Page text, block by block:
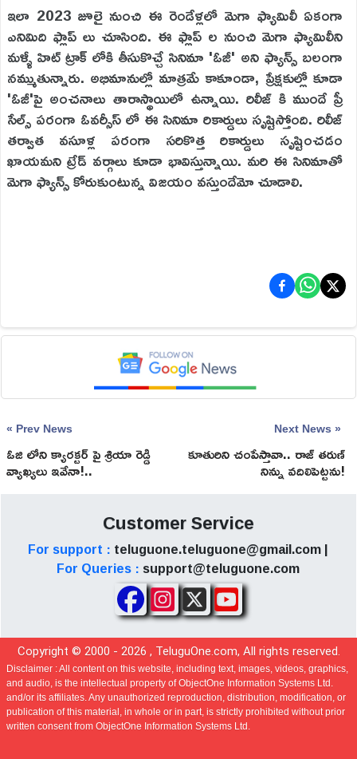
ఇలా 2023 జూలై నుంచి ఈ రెండేళ్లలో మెగా ఫ్యామిలీ ఏకంగా
ఎనిమిది ఫ్లాప్ లు చూసింది. ఈ ఫ్లాప్ ల నుంచి మెగా ఫ్యామిలీని
మళ్ళీ హిట్ ట్రాక్ లోకి తీసుకొచ్చే సినిమా 'ఓజీ' అని ఫ్యాన్స్ బలంగా
నమ్ముతున్నారు. అభిమానుల్లో మాత్రమే కాకూండా, ప్రేక్షకుల్లో కూడా
'ఓజీ'పై అంచనాలు తారాస్థాయిలో ఉన్నాయి. రిలీజ్ కి ముందే ప్రీ
సేల్స్ పరంగా ఓవర్సీస్ లో ఈ సినిమా రికార్డులు సృష్టిస్తోంది. రిలీజ్
తర్వాత వసూళ్ల పరంగా సరికొత్త రికార్డులు సృష్టించడం
ఖాయమని ట్రేడ్ వర్గాలు కూడా భావిస్తున్నాయి. మరి ఈ సినిమాతో
మెగా ఫ్యాన్స్ కోరుకుంటున్న విజయం వస్తుందేమో చూడాలి.
« Prev News
ఓజి లోని క్యారక్టర్ పై శ్రియా రెడ్డి
వ్యాఖ్యలు ఇవేనా!..
Next News »
కూతురిని చంపేస్తావా.. రాజ్ తరుణ్
నిన్ను వదిలిపెట్టను!
Customer Service
For support : teluguone.teluguone@gmail.com |
For Queries : support@teluguone.com
Copyright © 2000 - 2026 , TeluguOne.com, All rights reserved.
Disclaimer :All content on this website, including text, images, videos, graphics,
and audio, is the intellectual property of ObjectOne Information Systems Ltd.
and/or its affiliates. Any unauthorized reproduction, distribution, modification, or
publication of this material, in whole or in part, is strictly prohibited without prior
written consent from ObjectOne Information Systems Ltd.